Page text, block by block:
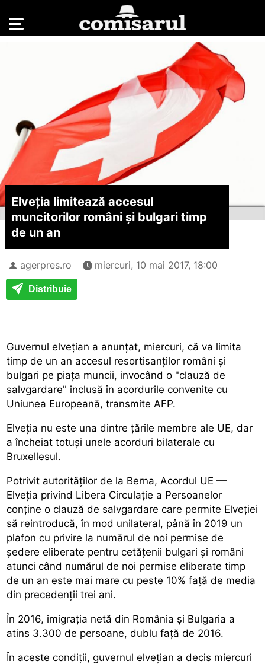
Elveția limitează accesul
muncitorilor români și bulgari timp
de un an
agerpres.ro miercuri, 10 mai 2017, 18:00
Distribuie
Guvernul elvețian a anunțat, miercuri, că va limita
timp de un an accesul resortisanților români și
bulgari pe piața muncii, invocând o "clauză de
salvgardare" inclusă în acordurile convenite cu
Uniunea Europeană, transmite AFP.
Elveția nu este una dintre țările membre ale UE, dar
a încheiat totuși unele acorduri bilaterale cu
Bruxellesul.
Potrivit autorităților de la Berna, Acordul UE —
Elveția privind Libera Circulație a Persoanelor
conține o clauză de salvgardare care permite Elveției
să reintroducă, în mod unilateral, până în 2019 un
plafon cu privire la numărul de noi permise de
ședere eliberate pentru cetățenii bulgari și români
atunci când numărul de noi permise eliberate timp
de un an este mai mare cu peste 10% față de media
din precedenții trei ani.
În 2016, imigrația netă din România și Bulgaria a
atins 3.300 de persoane, dublu față de 2016.
În aceste condiții, guvernul elvețian a decis miercuri